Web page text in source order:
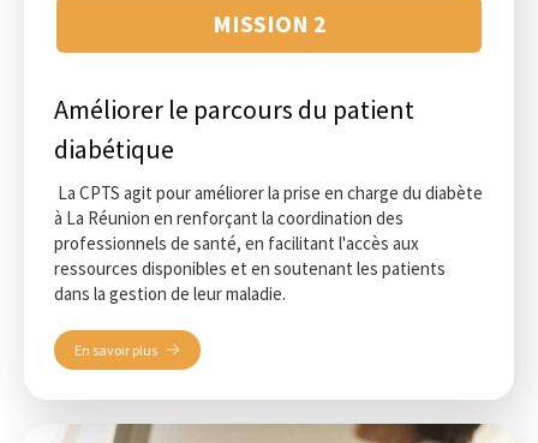
MISSION 2
Améliorer le parcours du patient
diabétique
La CPTS agit pour améliorer la prise en charge du diabète
à La Réunion en renforçant la coordination des
professionnels de santé, en facilitant l'accès aux
ressources disponibles et en soutenant les patients
dans la gestion de leur maladie.
En savoir plus